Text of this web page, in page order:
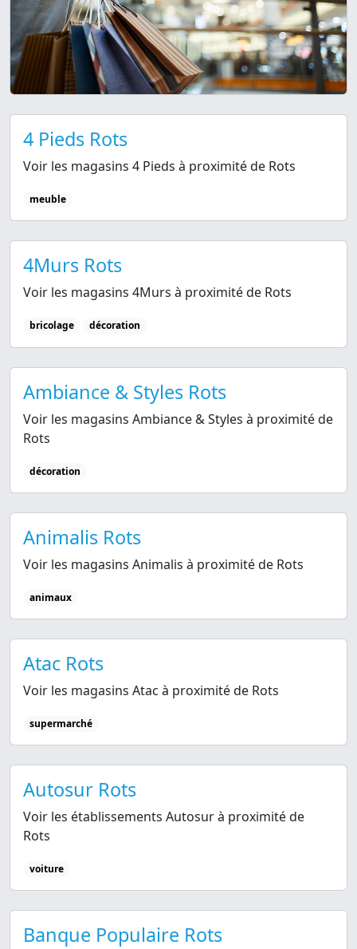
4 Pieds Rots
Voir les magasins 4 Pieds à proximité de Rots
meuble
4Murs Rots
Voir les magasins 4Murs à proximité de Rots
bricolage décoration
Ambiance & Styles Rots
Voir les magasins Ambiance & Styles à proximité de
Rots
décoration
Animalis Rots
Voir les magasins Animalis à proximité de Rots
animaux
Atac Rots
Voir les magasins Atac à proximité de Rots
supermarché
Autosur Rots
Voir les établissements Autosur à proximité de
Rots
voiture
Banque Populaire Rots